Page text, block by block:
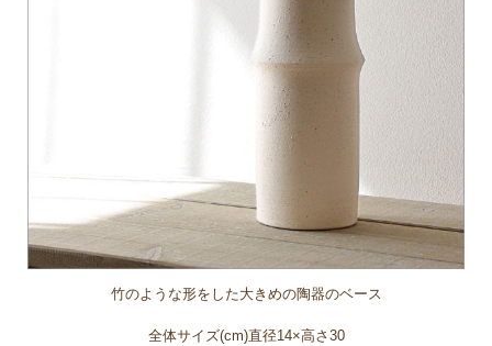
竹のような形をした大きめの陶器のベース
全体サイズ(cm)直径14×高さ30